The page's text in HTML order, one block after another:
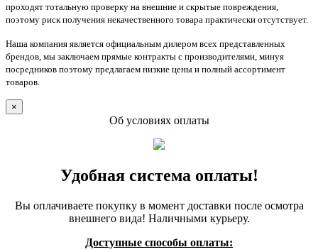
проходят тотальную проверку на внешние и скрытые повреждения,
поэтому риск получения некачественного товара практически отсутствует.
Наша компания является официальным дилером всех представленных
брендов, мы заключаем прямые контракты с производителями, минуя
посредников поэтому предлагаем низкие цены и полный ассортимент
товаров.
×
Об условиях оплаты
Удобная система оплаты!
Вы оплачиваете покупку в момент доставки после осмотра
внешнего вида! Наличными курьеру.
Доступные способы оплаты: